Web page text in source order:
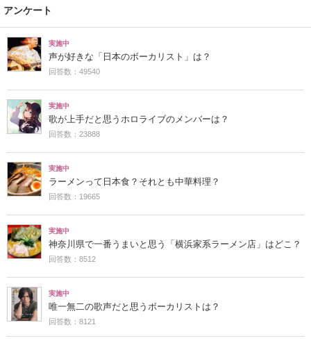
アンケート
実施中
声が好きな「日本のボーカリスト」は？
回答数：49540
実施中
歌が上手だと思うホロライブのメンバーは？
回答数：23888
実施中
ラーメンって日本食？それとも中華料理？
回答数：19665
実施中
神奈川県で一番うまいと思う「横浜家系ラーメン店」はどこ？
回答数：8512
実施中
唯一無二の歌声だと思うボーカリストは？
回答数：8121